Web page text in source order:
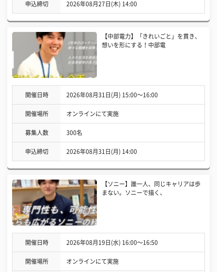
申込締切 2026年08月27日(木) 14:00
【中部電力】「きれいごと」を貫き、
想いを形にする！中部電
開催日時 2026年08月31日(月) 15:00〜16:00
開催場所 オンラインにて実施
募集人数 300名
申込締切 2026年08月31日(月) 14:00
【ソニー】誰一人、同じキャリアは歩
まない。ソニーで描く、
開催日時 2026年08月19日(水) 16:00〜16:50
開催場所 オンラインにて実施